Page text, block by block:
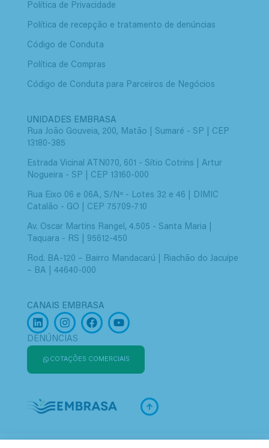
Política de Privacidade
Política de recepção e tratamento de denúncias
Código de Conduta
Política de Compras
Código de Conduta para Parceiros de Negócios
UNIDADES EMBRASA
Rua João Gouveia, 200, Matão | Sumaré - SP | CEP
13180-385
Estrada Vicinal ATN070, 601 - Sítio Cotrins | Artur
Nogueira - SP | CEP 13160-000
Rua Eixo 06 e 06A, S/Nº - Lotes 32 e 46 | DIMIC
Catalão - GO | CEP 75709-710
Av. Oscar Martins Rangel, 4.505 - Santa Maria |
Taquara - RS | 95612-450
Rod. BA-120 – Bairro Mandacarú | Riachão do Jacuípe
– BA | 44640-000
CANAIS EMBRASA
DENÚNCIAS
COTAÇÕES COMERCIAIS